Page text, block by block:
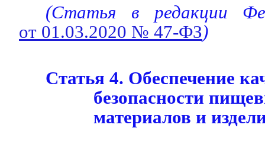
(Статья в редакции
от 01.03.2020 № 47-ФЗ)
Статья 4. Обеспечение
безопасности
материалов и